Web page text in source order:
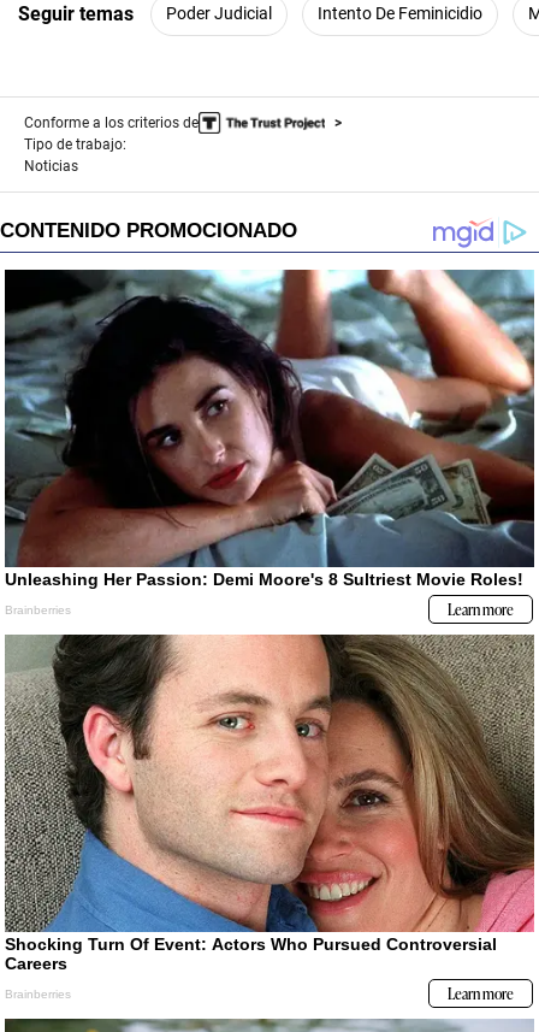
Seguir temas Poder Judicial Intento De Feminicidio
Conforme a los criterios de
Tipo de trabajo:
Noticias